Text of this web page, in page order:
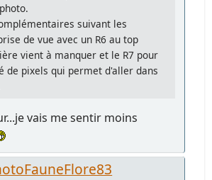
suivant les
de vue avec un R6 au top
vient à manquer et le R7 pour
de pixels qui permet d'aller dans
vais me sentir moins